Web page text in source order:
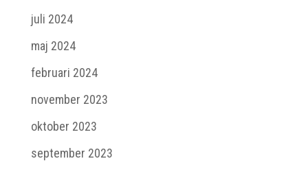
juli 2024
maj 2024
februari 2024
november 2023
oktober 2023
september 2023